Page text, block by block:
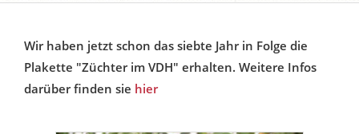
Wir haben jetzt schon das siebte Jahr in Folge die
Plakette "Züchter im VDH" erhalten. Weitere Infos
darüber finden sie hier